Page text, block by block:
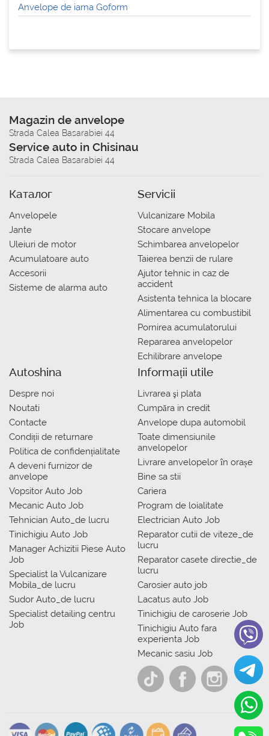
Anvelope de iarna Goform
Magazin de anvelope
Strada Calea Basarabiei 44
Service auto in Chisinau
Strada Calea Basarabiei 44
Каталог
Anvelopele
Jante
Uleiuri de motor
Acumulatoare auto
Accesorii
Sisteme de alarma auto
Servicii
Vulcanizare Mobila
Stocare anvelope
Schimbarea anvelopelor
Taierea benzii de rulare
Ajutor tehnic in caz de
accident
Asistenta tehnica la blocare
Alimentarea cu combustibil
Pornirea acumulatorului
Repararea anvelopelor
Echilibrare anvelope
Autoshina
Despre noi
Noutati
Contacte
Condiții de returnare
Politica de confidențialitate
A deveni furnizor de
anvelope
Vopsitor Auto Job
Mecanic Auto Job
Tehnician Auto_de lucru
Tinichigiu Auto Job
Manager Achizitii Piese Auto
Job
Specialist la Vulcanizare
Mobila_de lucru
Sudor Auto_de lucru
Specialist detailing centru
Job
Informații utile
Livrarea şi plata
Сumpăra in credit
Anvelope dupa automobil
Toate dimensiunile
anvelopelor
Livrare anvelopelor în orașe
Bine sa stii
Cariera
Program de loialitate
Electrician Auto Job
Reparator cutii de viteze_de
lucru
Reparator casete directie_de
lucru
Carosier auto job
Lacatus auto Job
Tinichigiu de caroserie Job
Tinichigiu Auto fara
experienta Job
Mecanic sasiu Job